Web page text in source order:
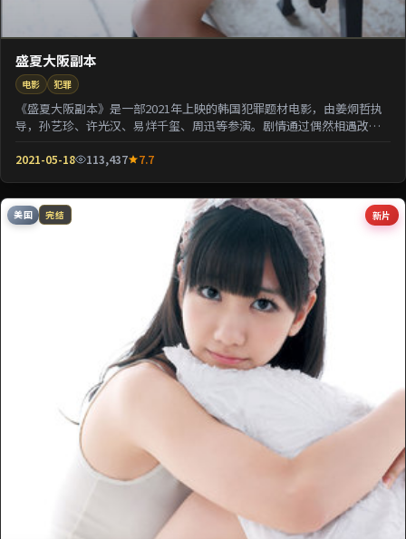
盛夏大阪副本
电影 犯罪
《盛夏大阪副本》是一部2021年上映的韩国犯罪题材电影，由姜炯哲执
导，孙艺珍、许光汉、易烊千玺、周迅等参演。剧情通过偶然相遇改写
2021-05-18 113,437 7.7
新片
美国 完结